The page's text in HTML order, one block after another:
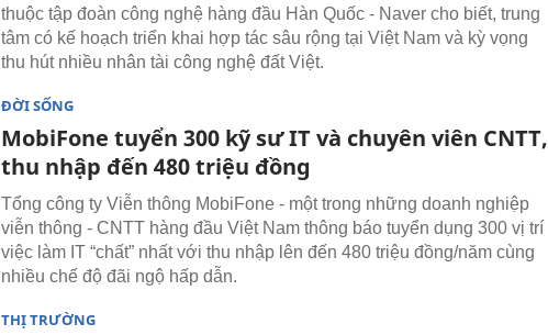
thuộc tập đoàn công nghệ hàng đầu Hàn Quốc - Naver cho biết, trung
tâm có kế hoạch triển khai hợp tác sâu rộng tại Việt Nam và kỳ vọng
thu hút nhiều nhân tài công nghệ đất Việt.
ĐỜI SỐNG
MobiFone tuyển 300 kỹ sư IT và chuyên viên CNTT,
thu nhập đến 480 triệu đồng
Tổng công ty Viễn thông MobiFone - một trong những doanh nghiệp
viễn thông - CNTT hàng đầu Việt Nam thông báo tuyển dụng 300 vị trí
việc làm IT “chất” nhất với thu nhập lên đến 480 triệu đồng/năm cùng
nhiều chế độ đãi ngộ hấp dẫn.
THỊ TRƯỜNG